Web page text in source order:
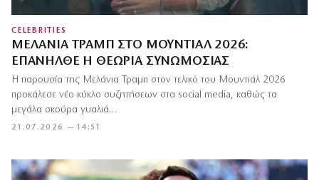
CELEBRITIES
ΜΕΛΆΝΙΑ ΤΡΑΜΠ ΣΤΟ ΜΟΥΝΤΙΆΛ 2026:
ΕΠΑΝΉΛΘΕ Η ΘΕΩΡΊΑ ΣΥΝΩΜΟΣΊΑΣ
21.07.2026 — 14:51
Η παρουσία της Μελάνια Τραμπ στον τελικό του Μουντιάλ 2026
προκάλεσε νέο κύκλο συζητήσεων στα social media, καθώς τα
μεγάλα σκούρα γυαλιά…